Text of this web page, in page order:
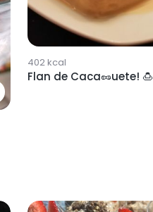
402kcal
Flan de Caca🥜uete! 🍮